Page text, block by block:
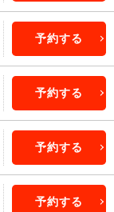
予約する
予約する
予約する
予約する